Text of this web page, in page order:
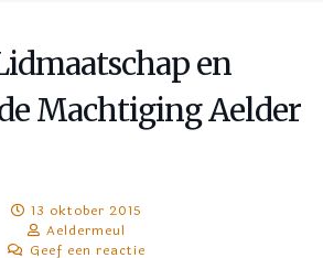
en
Machtiging Aelder
13 oktober 2015
Aeldermeul
Geef een reactie